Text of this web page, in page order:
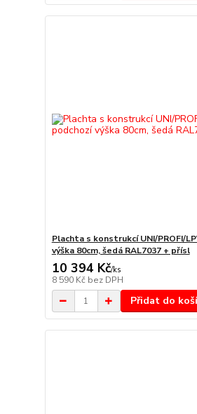
Plachta s konstrukcí UNI/PROFI/
výška 80cm, šedá RAL7037 + přísl
10 394 Kč/ks
8 590 Kč bez DPH
Přidat do